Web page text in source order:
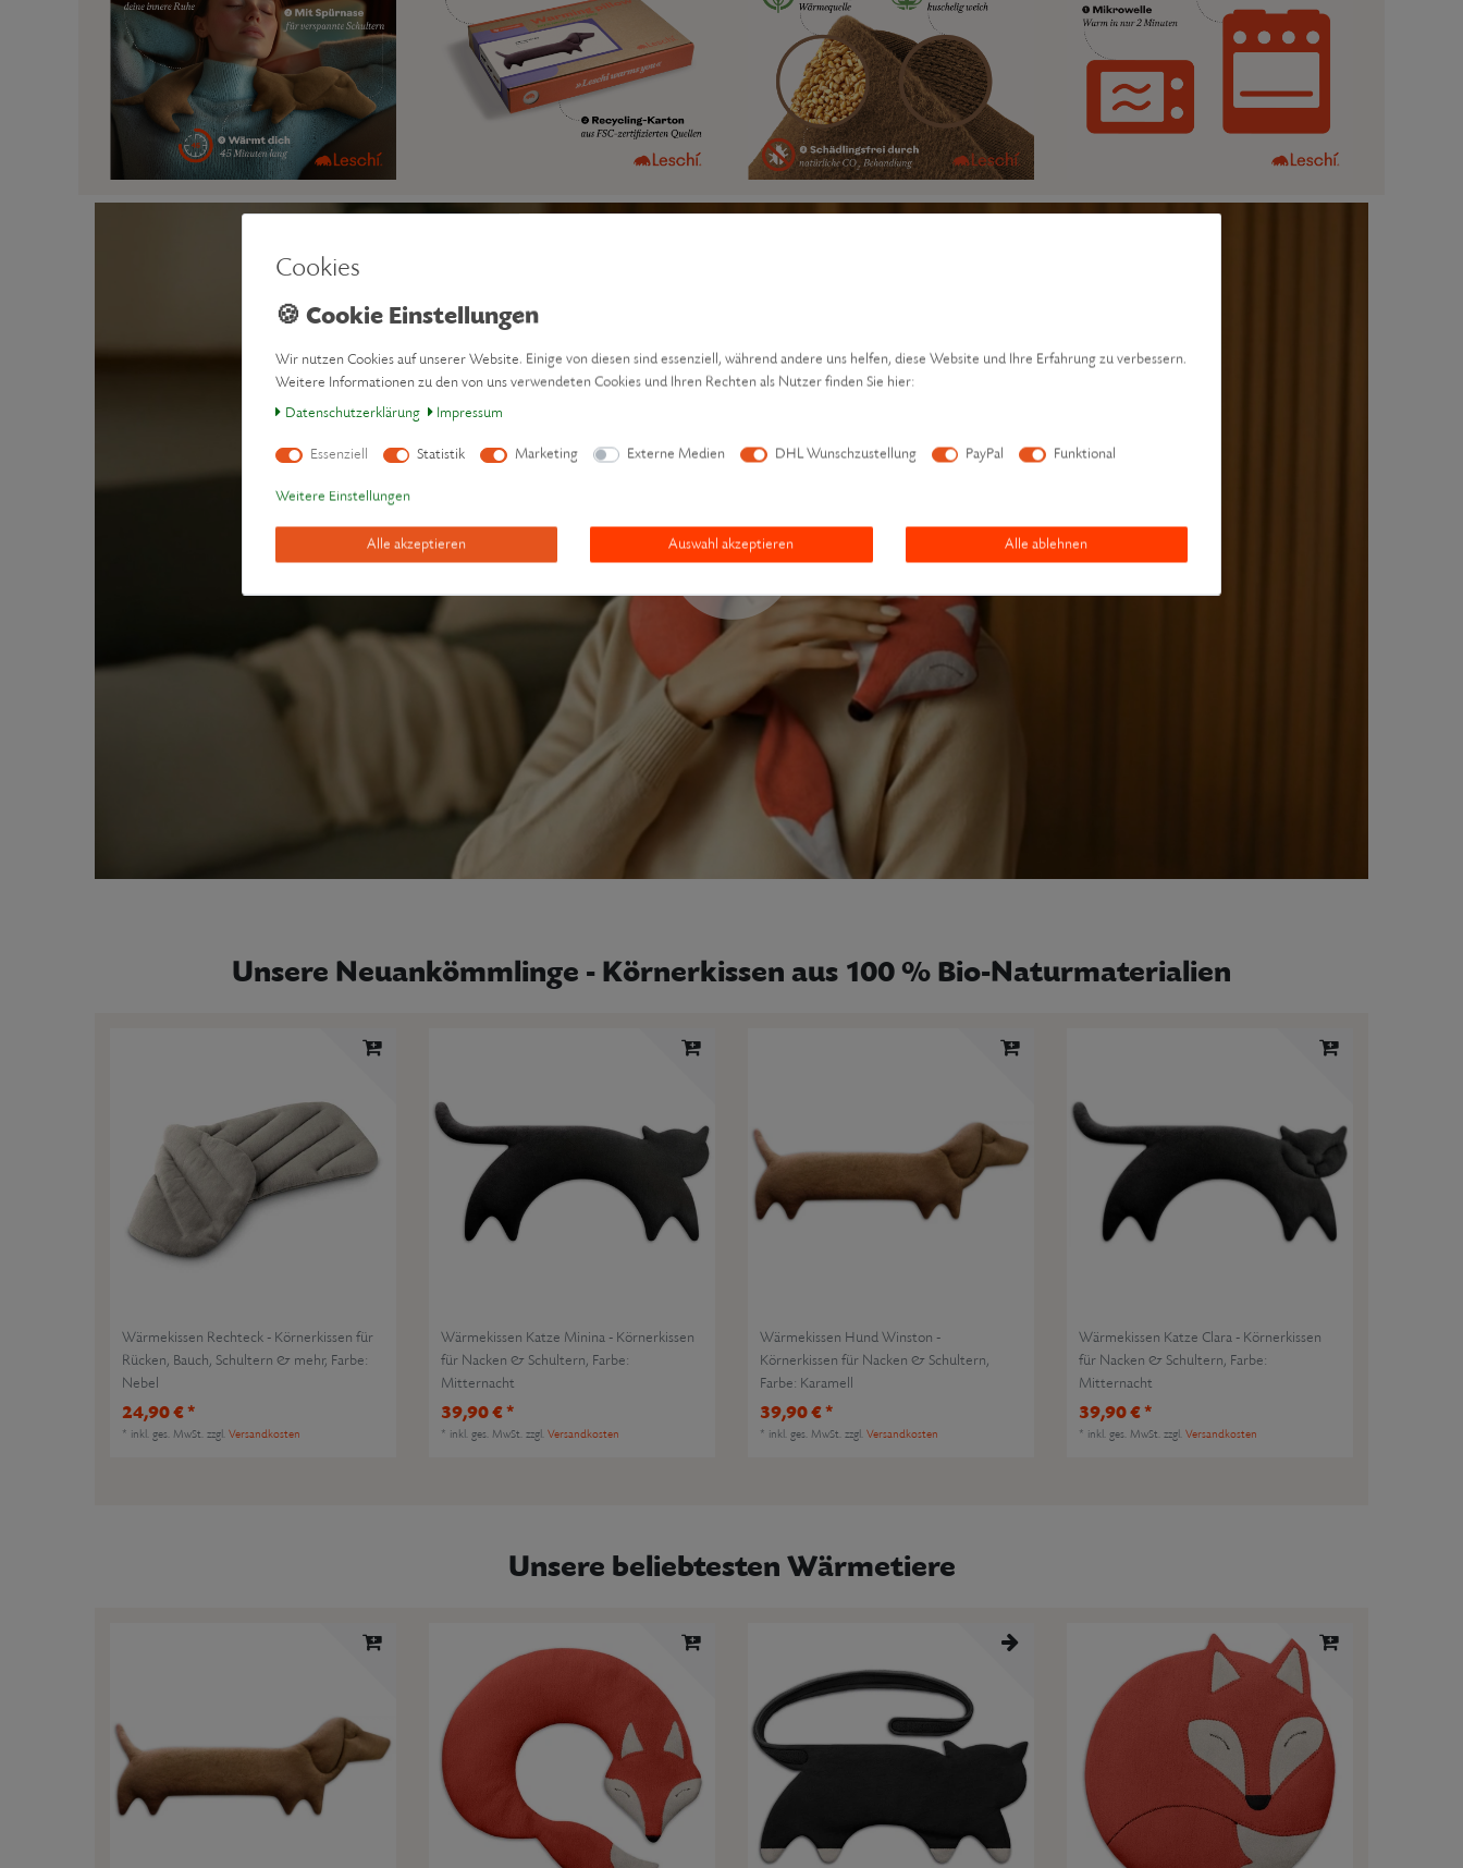
Unsere Neuankömmlinge - Körnerkissen aus 100 % Bio-Naturmaterialien
Wärmekissen Rechteck - Körnerkissen für
Rücken, Bauch, Schultern & mehr, Farbe:
Nebel
24,90 € *
* inkl. ges. MwSt. zzgl.Versandkosten
Wärmekissen Katze Minina - Körnerkissen
für Nacken & Schultern, Farbe:
Mitternacht
39,90 € *
* inkl. ges. MwSt. zzgl.Versandkosten
Wärmekissen Hund Winston -
Körnerkissen für Nacken & Schultern,
Farbe: Karamell
39,90 € *
* inkl. ges. MwSt. zzgl.Versandkosten
Wärmekissen Katze Clara - Körnerkissen
für Nacken & Schultern, Farbe:
Mitternacht
39,90 € *
* inkl. ges. MwSt. zzgl.Versandkosten
Unsere beliebtesten Wärmetiere
Cookies
Wir nutzen Cookies auf unserer Website. Einige von diesen sind essenziell, während andere uns helfen, diese Website und Ihre Erfahrung zu verbessern.
Weitere Informationen zu den von uns verwendeten Cookies und Ihren Rechten als Nutzer finden Sie hier:
Daten­schutz­erklärung
Impressum
Essenziell Statistik Marketing Externe Medien DHL Wunschzustellung PayPal Funktional
Weitere Einstellungen
Alle akzeptieren Auswahl akzeptieren Alle ablehnen